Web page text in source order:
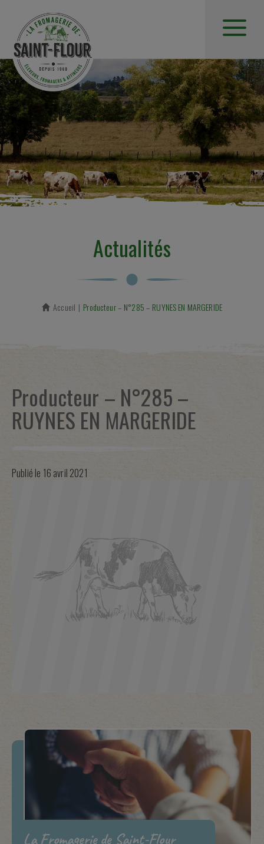
Actualités
Accueil En cours :
Producteur – N°285 – RUYNES EN MARGERIDE
Producteur – N°285 –
RUYNES EN MARGERIDE
Publié le 16 avril 2021
La Fromagerie de Saint-Flour